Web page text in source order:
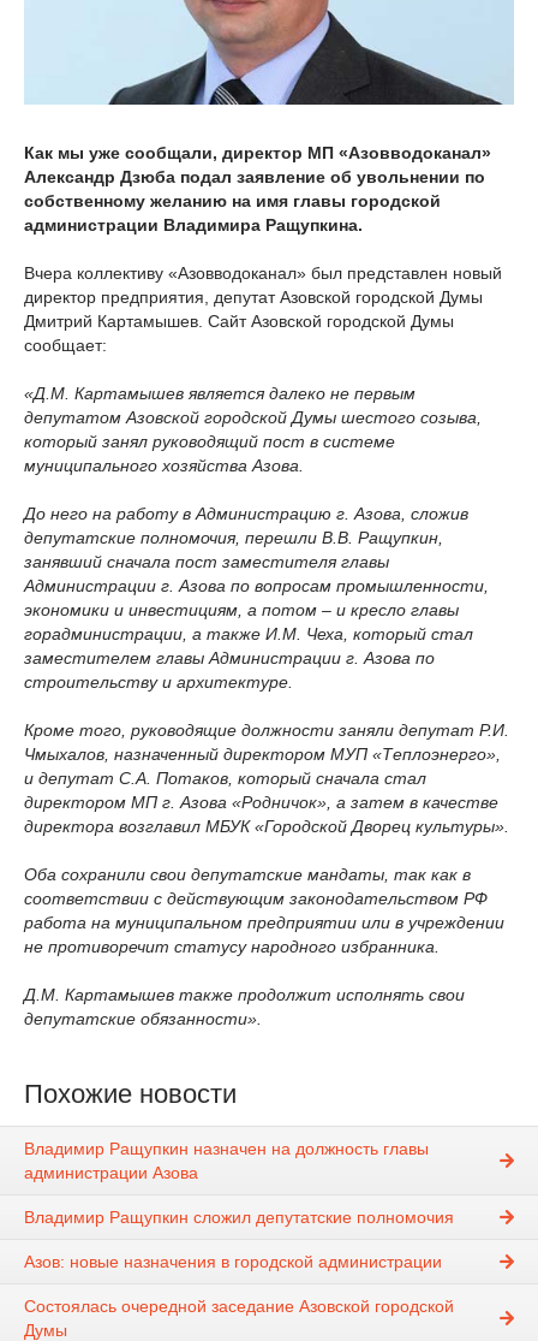
Как мы уже сообщали, директор МП «Азовводоканал»
Александр Дзюба подал заявление об увольнении по
собственному желанию на имя главы городской
администрации Владимира Ращупкина.
Вчера коллективу «Азовводоканал» был представлен новый
директор предприятия, депутат Азовской городской Думы
Дмитрий Картамышев. Сайт Азовской городской Думы
сообщает:
«Д.М. Картамышев является далеко не первым
депутатом Азовской городской Думы шестого созыва,
который занял руководящий пост в системе
муниципального хозяйства Азова.
До него на работу в Администрацию г. Азова, сложив
депутатские полномочия, перешли В.В. Ращупкин,
занявший сначала пост заместителя главы
Администрации г. Азова по вопросам промышленности,
экономики и инвестициям, а потом – и кресло главы
горадминистрации, а также И.М. Чеха, который стал
заместителем главы Администрации г. Азова по
строительству и архитектуре.
Кроме того, руководящие должности заняли депутат Р.И.
Чмыхалов, назначенный директором МУП «Теплоэнерго»,
и депутат С.А. Потаков, который сначала стал
директором МП г. Азова «Родничок», а затем в качестве
директора возглавил МБУК «Городской Дворец культуры».
Оба сохранили свои депутатские мандаты, так как в
соответствии с действующим законодательством РФ
работа на муниципальном предприятии или в учреждении
не противоречит статусу народного избранника.
Д.М. Картамышев также продолжит исполнять свои
депутатские обязанности».
Похожие новости
Владимир Ращупкин назначен на должность главы
администрации Азова
Владимир Ращупкин сложил депутатские полномочия
Азов: новые назначения в городской администрации
Состоялась очередной заседание Азовской городской
Думы